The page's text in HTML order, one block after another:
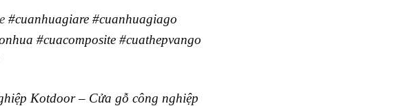
#cuanhuagiare #cuanhuagiago
#cuacomposite #cuathepvango
Kotdoor – Cửa gỗ công nghiệp